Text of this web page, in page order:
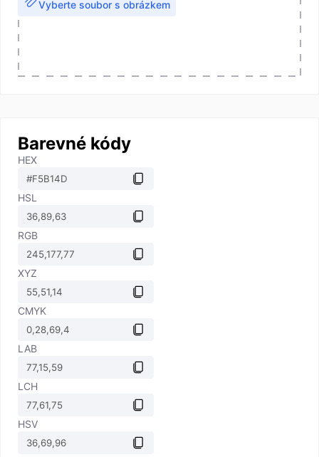
Vyberte soubor s obrázkem
Barevné kódy
HEX
HSL
RGB
XYZ
CMYK
LAB
LCH
HSV